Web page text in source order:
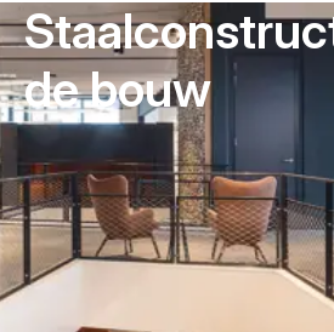
de bouw